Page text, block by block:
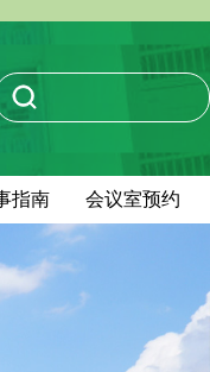
指南 会议室预约